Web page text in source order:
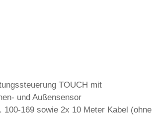
TOUCH mit
und Außensensor
100-169 sowie 2x 10 Meter Kabel (ohne